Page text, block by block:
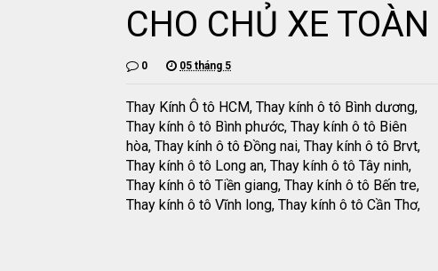
CHO CHỦ XE
0 05 tháng 5
Thay Kính Ô tô HCM, Thay kính ô tô Bình dương,
Thay kính ô tô Bình phước, Thay kính ô tô Biên
hòa, Thay kính ô tô Đồng nai, Thay kính ô tô Brvt,
Thay kính ô tô Long an, Thay kính ô tô Tây ninh,
Thay kính ô tô Tiền giang, Thay kính ô tô Bến tre,
Thay kính ô tô Vĩnh long, Thay kính ô tô Cần Thơ,